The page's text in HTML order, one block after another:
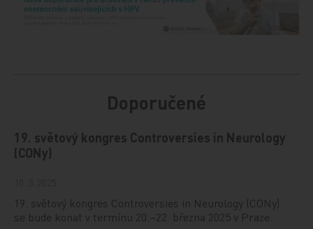
Doporučené
19. světový kongres Controversies in Neurology
(CONy)
19. světový kongres Controversies in Neurology (CONy)
se bude konat v termínu 20.–22. března 2025 v Praze.